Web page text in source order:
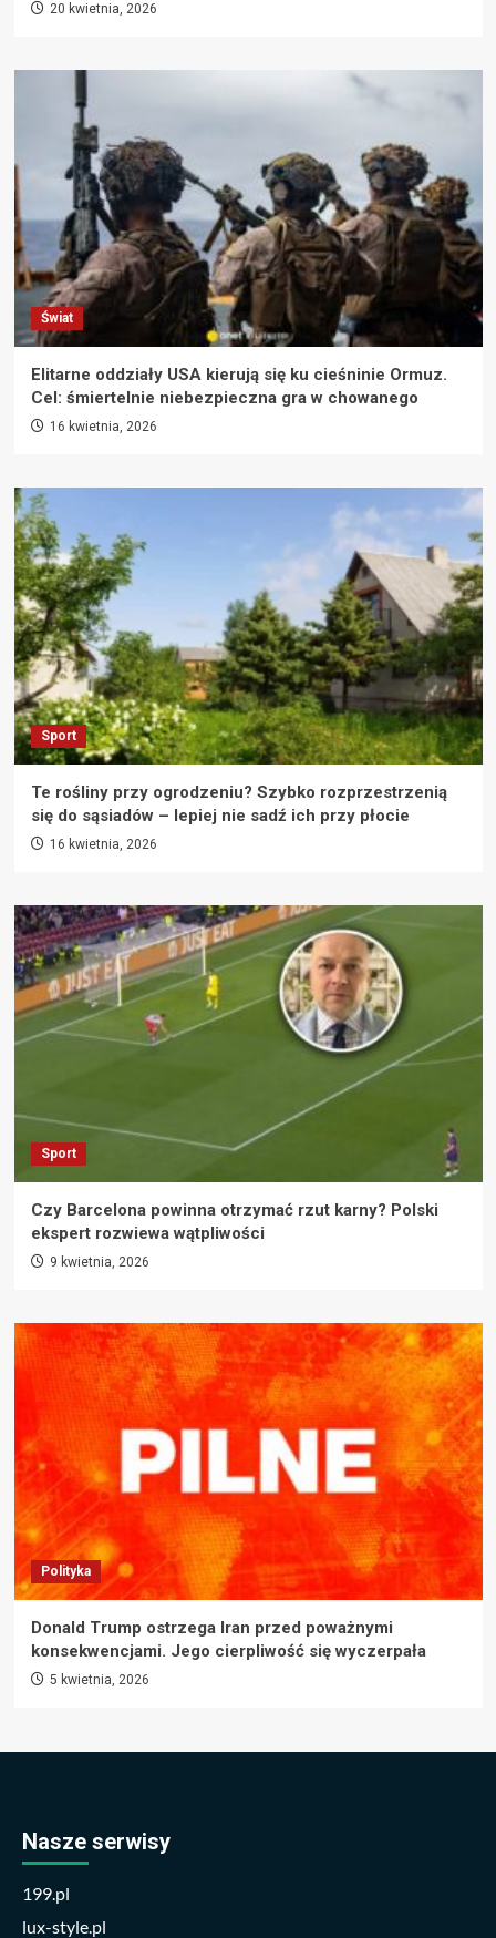
20 kwietnia, 2026
Świat
Elitarne oddziały USA kierują się ku cieśninie Ormuz.
Cel: śmiertelnie niebezpieczna gra w chowanego
16 kwietnia, 2026
Sport
Te rośliny przy ogrodzeniu? Szybko rozprzestrzenią
się do sąsiadów – lepiej nie sadź ich przy płocie
16 kwietnia, 2026
Sport
Czy Barcelona powinna otrzymać rzut karny? Polski
ekspert rozwiewa wątpliwości
9 kwietnia, 2026
Polityka
Donald Trump ostrzega Iran przed poważnymi
konsekwencjami. Jego cierpliwość się wyczerpała
5 kwietnia, 2026
Nasze serwisy
199.pl
lux-style.pl